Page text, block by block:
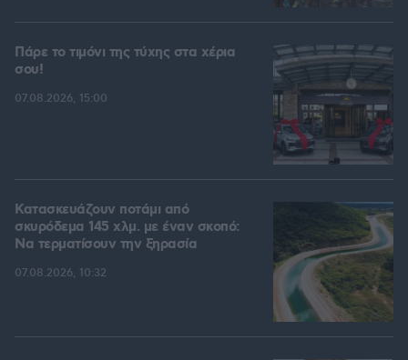
Πάρε το τιμόνι της τύχης στα χέρια
σου!
07.08.2026, 15:00
Κατασκευάζουν ποτάμι από
σκυρόδεμα 145 χλμ. με έναν σκοπό:
Να τερματίσουν την ξηρασία
07.08.2026, 10:32